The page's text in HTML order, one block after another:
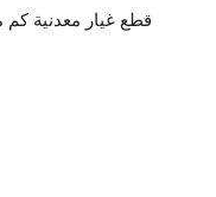
قطع غيار معدنية كم